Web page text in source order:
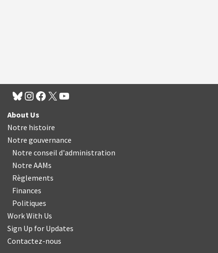
About Us
Notre histoire
Notre gouvernance
Notre conseil d'administration
Notre AAMs
Règlements
Finances
Politiques
Work With Us
Sign Up for Updates
Contactez-nous